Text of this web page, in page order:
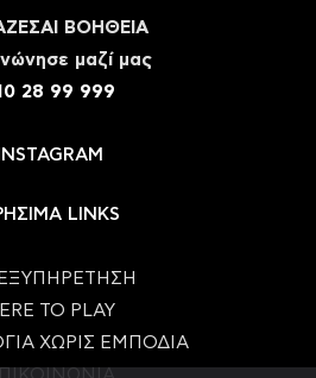
ΒΟΗΘΕΙΑ
μαζί μας
28 99 999
INSTAGRAM
LINKS
TO PLAY
ΧΩΡΙΣ ΕΜΠΟΔΙΑ